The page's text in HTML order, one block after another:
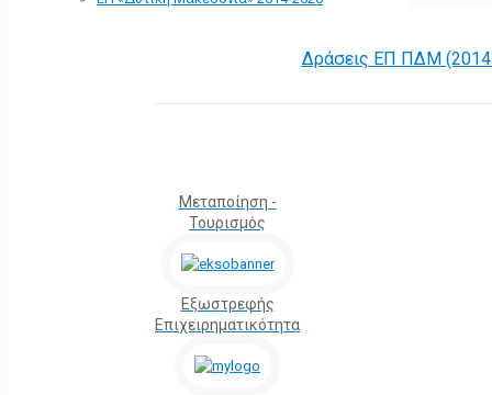
Δράσεις ΕΠ ΠΔΜ (2014
Μεταποίηση -
Τουρισμός
Εξωστρεφής
Επιχειρηματικότητα